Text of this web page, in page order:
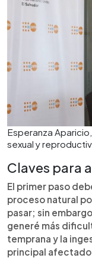
Esperanza
sexual y
Claves para
El primer paso
proceso natural
pasar; sin
generé más
temprana y la
principal afectado